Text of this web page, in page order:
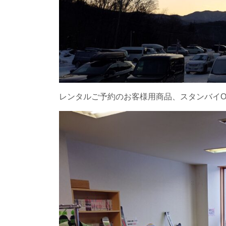
レンタルご予約のお客様用商品、スタンバイ